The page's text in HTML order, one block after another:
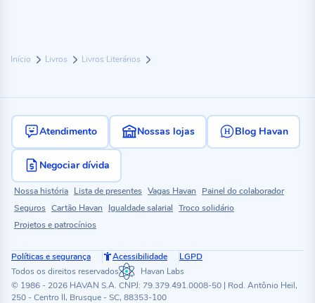
Início Livros Livros Literários
Atendimento Nossas lojas Blog Havan
Negociar dívida
Nossa história Lista de presentes Vagas Havan
Painel do colaborador
Seguros Cartão Havan Igualdade salarial Troco solidário
Projetos e patrocínios
Políticas e segurança Acessibilidade
LGPD
Todos os direitos reservados
Havan Labs
© 1986 - 2026 HAVAN S.A. CNPJ: 79.379.491.0008-50 | Rod. Antônio Heil,
250 - Centro II, Brusque - SC, 88353-100